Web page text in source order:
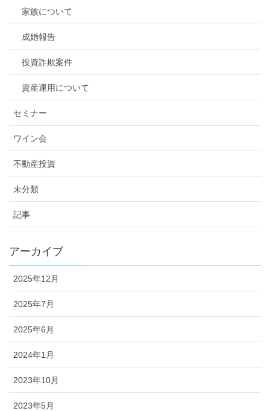
家族について
成婚報告
投資詐欺案件
資産運用について
セミナー
ワイン会
不動産投資
未分類
記事
アーカイブ
2025年12月
2025年7月
2025年6月
2024年1月
2023年10月
2023年5月